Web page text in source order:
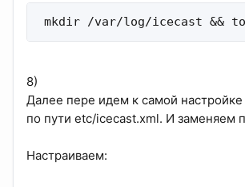
mkdir /var/log/icecast &&
8)
Далее пере идем к самой
по пути etc/icecast.xml. И заменяем
Настраиваем: